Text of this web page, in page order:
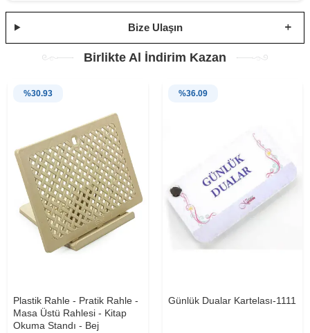
Bize Ulaşın
Birlikte Al İndirim Kazan
%30.93
Plastik Rahle - Pratik Rahle -
Masa Üstü Rahlesi - Kitap
Okuma Standı - Bej
%36.09
Günlük Dualar Kartelası-1111